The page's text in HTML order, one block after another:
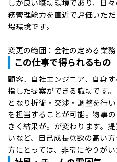
しが良い職場環境であり、日
務管理能力を直近で評価いた
場環境です。
変更の範囲：会社の定める業務
この仕事で得られるもの
顧客、⾃社エンジニア、⾃⾝
指した提案ができる職場です
となり折衝・交渉・調整を⾏
を担当することが可能。物事
きく結果が。が変わります。
いなど、⾃⼰成⻑意欲の⾼い
⽅にとっては、⾮常にやりがい